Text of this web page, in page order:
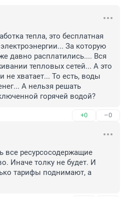
тепла, это бесплатная
За которую
давно расплатились.... Вся
тепловых сетей... А это
не хватает... То есть, воды
А нельзя решать
горячей водой?
+0 –0
все ресурсосодержащие
Иначе толку не будет. И
тарифы поднимают, а